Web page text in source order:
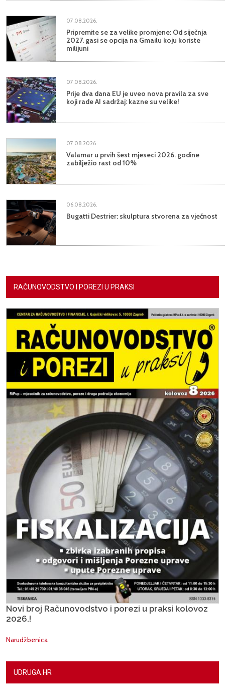
07.08.2026.
Pripremite se za velike promjene: Od siječnja
2027. gasi se opcija na Gmailu koju koriste
milijuni
07.08.2026.
Prije dva dana EU je uveo nova pravila za sve
koji rade AI sadržaj: kazne su velike!
07.08.2026.
Valamar u prvih šest mjeseci 2026. godine
zabilježio rast od 10%
06.08.2026.
Bugatti Destrier: skulptura stvorena za vječnost
RAČUNOVODSTVO I POREZI U PRAKSI
Novi broj Računovodstvo i porezi u praksi kolovoz
2026.!
Narudžbenica
UDRUGA.HR